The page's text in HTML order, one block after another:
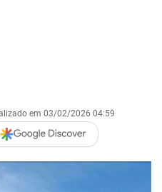
em 03/02/2026 04:59